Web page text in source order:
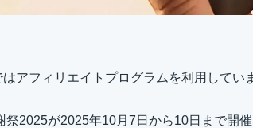
アフィリエイトプログラムを利用してい
2025が2025年10月7日から10日まで開催